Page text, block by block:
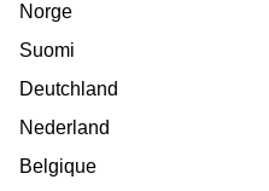
Norge
Suomi
Deutchland
Nederland
Belgique